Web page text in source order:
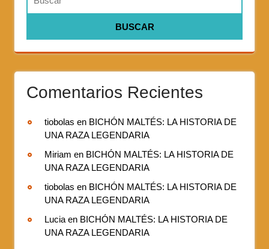
Comentarios Recientes
tiobolas en BICHÓN MALTÉS: LA HISTORIA DE
UNA RAZA LEGENDARIA
Miriam en BICHÓN MALTÉS: LA HISTORIA DE
UNA RAZA LEGENDARIA
tiobolas en BICHÓN MALTÉS: LA HISTORIA DE
UNA RAZA LEGENDARIA
Lucia en BICHÓN MALTÉS: LA HISTORIA DE
UNA RAZA LEGENDARIA